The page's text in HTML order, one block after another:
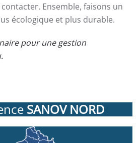
Ensemble, faisons un
écologique et plus durable.
pour une gestion
SANOV NORD